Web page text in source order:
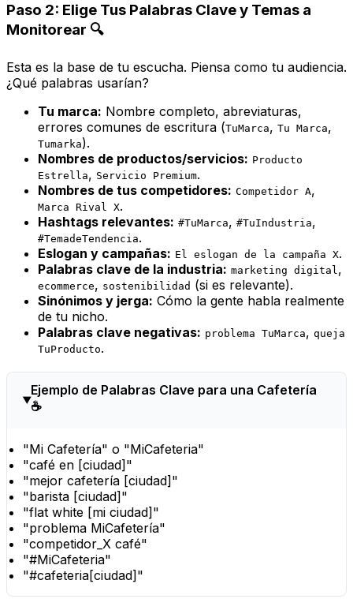
Paso 2: Elige Tus Palabras Clave y Temas a
Monitorear 🔍
Esta es la base de tu escucha. Piensa como tu audiencia.
¿Qué palabras usarían?
Tu marca: Nombre completo, abreviaturas,
errores comunes de escritura (TuMarca, Tu Marca,
Tumarka).
Nombres de productos/servicios: Producto
Estrella, Servicio Premium.
Nombres de tus competidores: Competidor A,
Marca Rival X.
Hashtags relevantes: #TuMarca, #TuIndustria,
#TemadeTendencia.
Eslogan y campañas: El eslogan de la campaña X.
Palabras clave de la industria: marketing digital ,
ecommerce, sostenibilidad (si es relevante).
Sinónimos y jerga: Cómo la gente habla realmente
de tu nicho.
Palabras clave negativas: problema TuMarca, queja
TuProducto.
Ejemplo de Palabras Clave para una Cafetería
☕
"Mi Cafetería" o "MiCafeteria"
"café en [ciudad]"
"mejor cafetería [ciudad]"
"barista [ciudad]"
"flat white [mi ciudad]"
"problema MiCafetería"
"competidor_X café"
"#MiCafeteria"
"#cafeteria[ciudad]"